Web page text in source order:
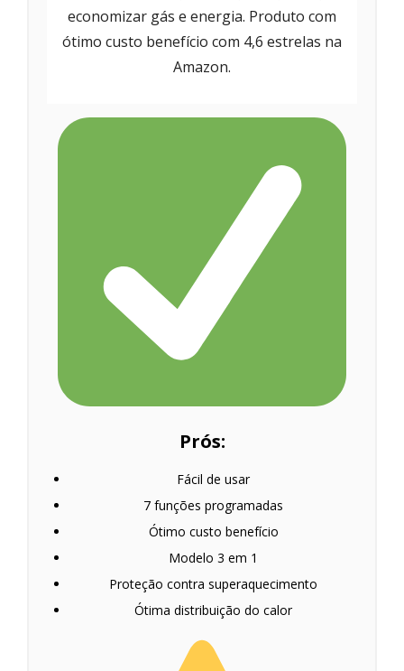
economizar gás e energia. Produto com
ótimo custo benefício com 4,6 estrelas na
Amazon.
Prós:
Fácil de usar
7 funções programadas
Ótimo custo benefício
Modelo 3 em 1
Proteção contra superaquecimento
Ótima distribuição do calor